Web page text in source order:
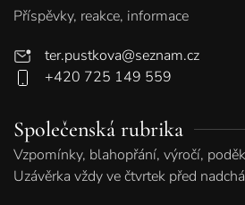
Příspěvky, reakce, informace
ter.pustkova@seznam.cz
+420 725 149 559
Společenská rubrika
Vzpomínky, blahopřání, výročí,
Uzávěrka vždy ve čtvrtek před